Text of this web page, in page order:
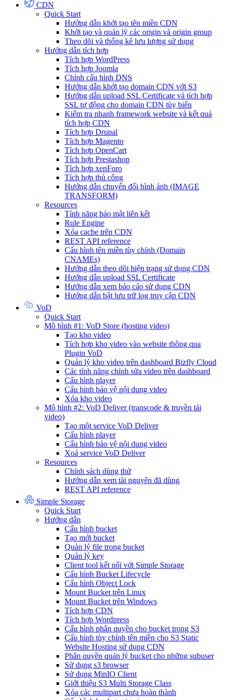
CDN
Quick Start
Hướng dẫn khởi tạo tên miền CDN
Khởi tạo và quản lý các origin và origin group
Theo dõi và thống kê lưu lượng sử dụng
Hướng dẫn tích hợp
Tích hợp WordPress
Tích hợp Joomla
Chỉnh cấu hình DNS
Hướng dẫn khởi tạo domain CDN với S3
Hướng dẫn upload SSL Certificate và tích hợp
SSL tự động cho domain CDN tùy biến
Kiểm tra nhanh framework website và kết quả
tích hợp CDN
Tích hợp Drupal
Tích hợp Magento
Tích hợp OpenCart
Tích hợp Prestashop
Tích hợp xenForo
Tích hợp thủ công
Hướng dẫn chuyển đổi hình ảnh (IMAGE
TRANSFORM)
Resources
Tính năng bảo mật liên kết
Rule Engine
Xóa cache trên CDN
REST API reference
Cấu hình tên miền tùy chỉnh (Domain
CNAMEs)
Hướng dẫn theo dõi hiện trạng sử dụng CDN
Hướng dẫn upload SSL Certificate
Hướng dẫn xem báo cáo sử dụng CDN
Hướng dẫn bật lưu trữ log truy cập CDN
VoD
Quick Start
Mô hình #1: VoD Store (hosting video)
Tạo kho video
Tích hợp kho video vào website thông qua
Plugin VoD
Quản lý kho video trên dashboard Bizfly Cloud
Các tính năng chỉnh sửa video trên dashboard
Cấu hình player
Cấu hình bảo vệ nội dung video
Xóa kho video
Mô hình #2: VoD Deliver (transcode & truyền tải
video)
Tạo một service VoD Deliver
Cấu hình player
Cấu hình bảo vệ nội dung video
Xoá service VoD Deliver
Resources
Chính sách dùng thử
Hướng dẫn xem tài nguyên đã dùng
REST API reference
Simple Storage
Quick Start
Hướng dẫn
Cấu hình bucket
Tạo mới bucket
Quản lý file trong bucket
Quản lý key
Client tool kết nối với Simple Storage
Cấu hình Bucket Lifecycle
Cấu hình Object Lock
Mount Bucket trên Linux
Mount Bucket trên Windows
Tích hợp CDN
Tích hợp Wordpress
Cấu hình phân quyền cho bucket trong S3
Cấu hình tùy chỉnh tên miền cho S3 Static
Website Hosting sử dụng CDN
Phân quyền quản lý bucket cho những subuser
Sử dụng s3 browser
Sử dụng MinIO Client
Giới thiệu S3 Multi Storage Class
Xóa các multipart chưa hoàn thành